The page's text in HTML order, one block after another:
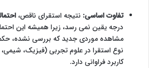
تفاوت اساسی: نتیجه استقرای ناقص،
درجه یقین نمی رسد، زیرا همیشه این
مشاهده موردی جدید که بررسی نشده،
نوع استقرا در علوم تجربی (فیزیک،
کاربرد فراوانی دارد.